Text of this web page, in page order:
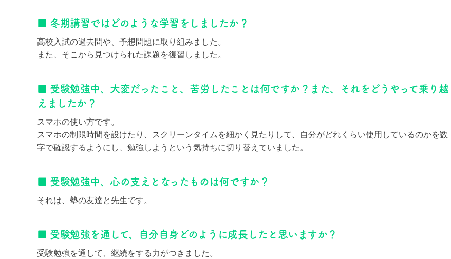
■ 冬期講習ではどのような学習をしましたか？
高校入試の過去問や、予想問題に取り組みました。
また、そこから見つけられた課題を復習しました。
■ 受験勉強中、大変だったこと、苦労したことは何ですか？また、それをどうやって乗り越
えましたか？
スマホの使い方です。
スマホの制限時間を設けたり、スクリーンタイムを細かく見たりして、自分がどれくらい使用しているのかを数
字で確認するようにし、勉強しようという気持ちに切り替えていました。
■ 受験勉強中、心の支えとなったものは何ですか？
それは、塾の友達と先生です。
■ 受験勉強を通して、自分自身どのように成長したと思いますか？
受験勉強を通して、継続をする力がつきました。